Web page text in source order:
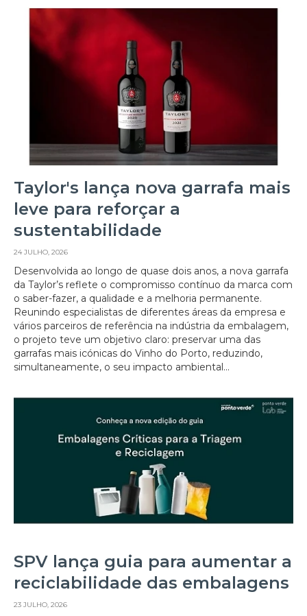
Taylor's lança nova garrafa mais
leve para reforçar a
sustentabilidade
24 JULHO, 2026
Desenvolvida ao longo de quase dois anos, a nova garrafa
da Taylor’s reflete o compromisso contínuo da marca com
o saber-fazer, a qualidade e a melhoria permanente.
Reunindo especialistas de diferentes áreas da empresa e
vários parceiros de referência na indústria da embalagem,
o projeto teve um objetivo claro: preservar uma das
garrafas mais icónicas do Vinho do Porto, reduzindo,
simultaneamente, o seu impacto ambiental...
SPV lança guia para aumentar a
reciclabilidade das embalagens
23 JULHO, 2026